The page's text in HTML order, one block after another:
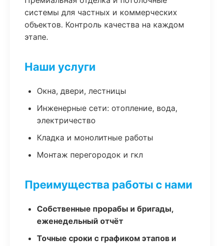
системы для частных и коммерческих
объектов. Контроль качества на каждом
этапе.
Наши услуги
Окна, двери, лестницы
Инженерные сети: отопление, вода,
электричество
Кладка и монолитные работы
Монтаж перегородок и гкл
Преимущества работы с нами
Собственные прорабы и бригады,
еженедельный отчёт
Точные сроки с графиком этапов и